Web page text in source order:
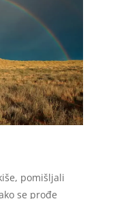
pomišljali
se prođe